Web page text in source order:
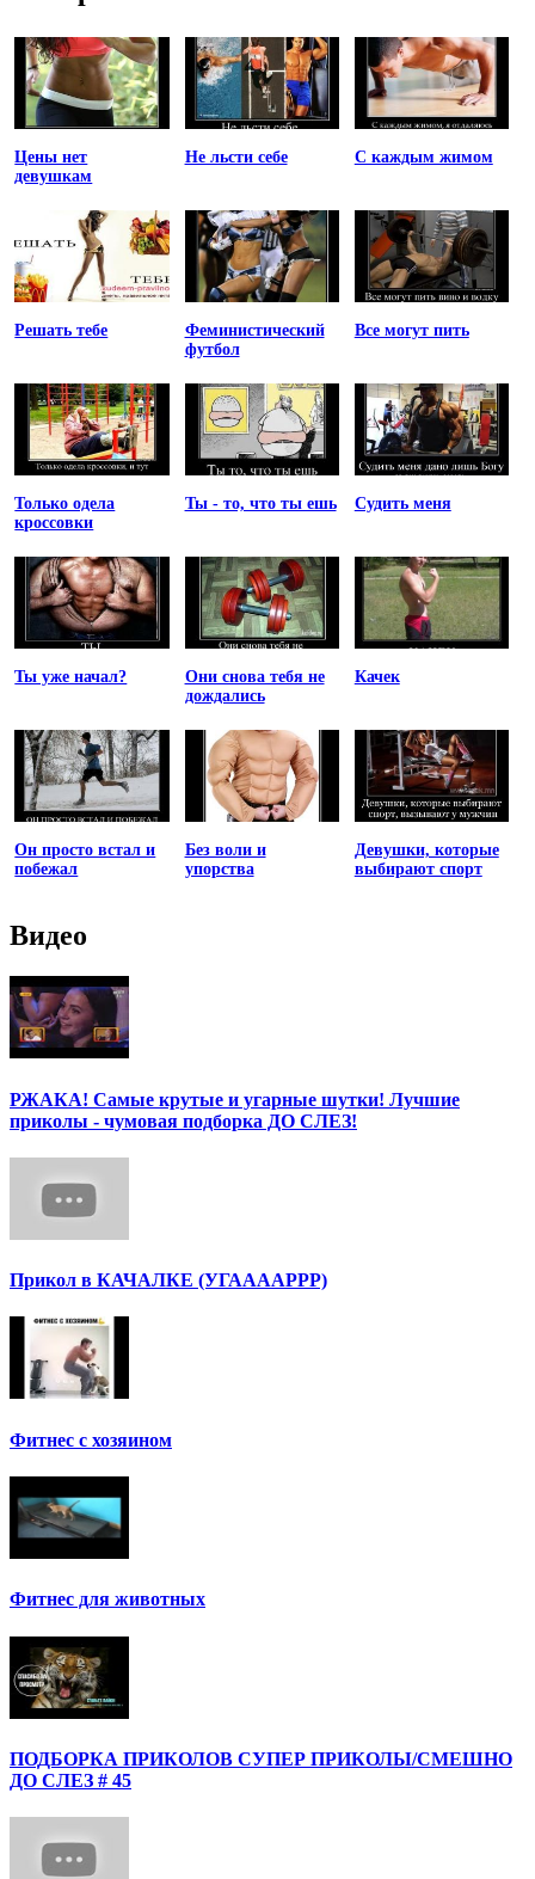
Цены нет
девушкам
Не льсти себе С каждым жимом
Решать тебе
Феминистический
футбол
Все могут пить
Только одела
кроссовки
Ты - то, что ты ешь Судить меня
Ты уже начал?
Они снова тебя не
дождались
Качек
Он просто встал и
побежал
Без воли и
упорства
Девушки, которые
выбирают спорт
Видео
РЖАКА! Самые крутые и угарные шутки! Лучшие
приколы - чумовая подборка ДО СЛЕЗ!
Прикол в КАЧАЛКЕ (УГААААРРР)
Фитнес с хозяином
Фитнес для животных
ПОДБОРКА ПРИКОЛОВ СУПЕР ПРИКОЛЫ/СМЕШНО
ДО СЛЕЗ # 45